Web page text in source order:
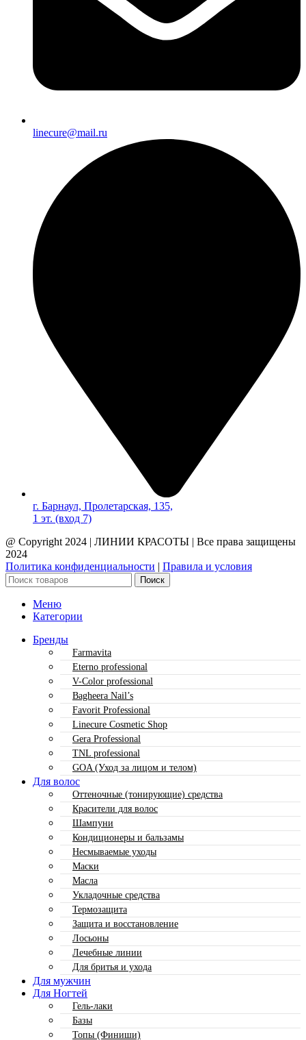
linecure@mail.ru
г. Барнаул, Пролетарская, 135,​
1 эт. (вход 7)
@ Copyright 2024 | ЛИНИИ КРАСОТЫ | Все права защищены
2024
Политика конфиденциальности | Правила и условия
Поиск
Меню
Категории
Бренды
Farmavita
Eterno professional
V-Color professional
Bagheera Nail’s
Favorit Professional
Linecure Cosmetic Shop
Gera Professional
TNL professional
GOA (Уход за лицом и телом)
Для волос
Оттеночные (тонирующие) средства
Красители для волос
Шампуни
Кондиционеры и бальзамы
Несмываемые уходы
Маски
Масла
Укладочные средства
Термозащита
Защита и восстановление
Лосьоны
Лечебные линии
Для бритья и ухода
Для мужчин
Для Ногтей
Гель-лаки
Базы
Топы (Финиши)